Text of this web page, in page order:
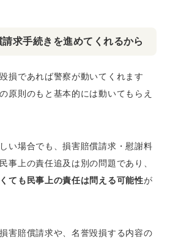
求手続きを進めてくれるから
損であれば警察が動いてくれます
原則のもと基本的には動いてもらえ
い場合でも、損害賠償請求・慰謝料
事上の責任追及は別の問題であり、
ても民事上の責任は問える可能性が
害賠償請求や、名誉毀損する内容の